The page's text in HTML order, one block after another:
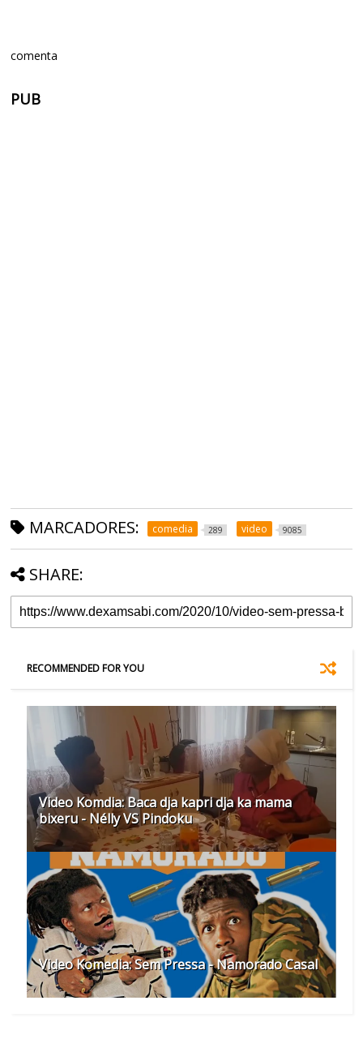
comenta
PUB
MARCADORES: comedia 289 video 9085
SHARE:
RECOMMENDED FOR YOU
Video Komdia: Baca dja kapri dja ka mama
bixeru - Nélly VS Pindoku
Video Komedia: Sem Pressa - Namorado Casal